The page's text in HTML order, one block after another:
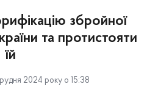
збройної
та протистояти
їй
2024 року о 15:38